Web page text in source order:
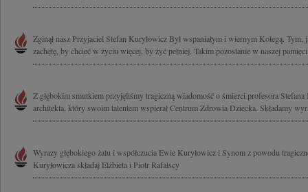
Zginął nasz Przyjaciel Stefan Kuryłowicz Był wspaniałym i wiernym Kolegą. Tym,
zachętę, by chcieć w życiu więcej, by żyć pełniej. Takim pozostanie w naszej
Z głębokim smutkiem przyjęliśmy tragiczną wiadomość o śmierci profesora
architekta, który swoim talentem wspierał Centrum Zdrowia Dziecka. Składamy
Wyrazy głębokiego żalu i współczucia Ewie Kuryłowicz i Synom z powodu
Kuryłowicza składaj Elżbieta i Piotr Rafalscy